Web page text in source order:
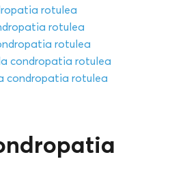
rotulea
rotulea
rotulea
condropatia rotulea
condropatia rotulea